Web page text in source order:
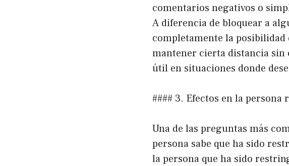
comentarios negativos o
A diferencia de bloquear a
completamente la
mantener cierta distancia sin
útil en situaciones donde
#### 3. Efectos en la persona
Una de las preguntas más
persona sabe que ha sido
la persona que ha sido